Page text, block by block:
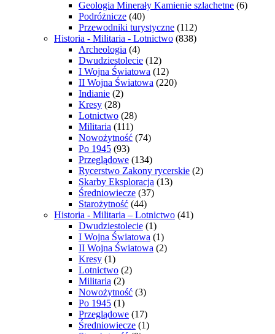
Geologia Minerały Kamienie szlachetne (6)
Podróżnicze (40)
Przewodniki turystyczne (112)
Historia - Militaria - Lotnictwo (838)
Archeologia (4)
Dwudziestolecie (12)
I Wojna Światowa (12)
II Wojna Światowa (220)
Indianie (2)
Kresy (28)
Lotnictwo (28)
Militaria (111)
Nowożytność (74)
Po 1945 (93)
Przeglądowe (134)
Rycerstwo Zakony rycerskie (2)
Skarby Eksploracja (13)
Średniowiecze (37)
Starożytność (44)
Historia - Militaria – Lotnictwo (41)
Dwudziestolecie (1)
I Wojna Światowa (1)
II Wojna Światowa (2)
Kresy (1)
Lotnictwo (2)
Militaria (2)
Nowożytność (3)
Po 1945 (1)
Przeglądowe (17)
Średniowiecze (1)